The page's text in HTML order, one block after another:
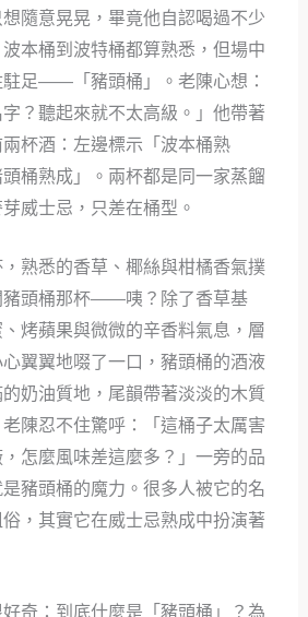
隨意晃晃，畢竟他自認喝過不少
本桶到波特桶都算熟悉，但場中
足——「豬頭桶」。老陳心想：
字？聽起來就不太高級。」他帶著
杯酒：左邊標示「波本桶熟
桶熟成」。兩杯都是同一家蒸餾
威士忌，只差在桶型。
熟悉的香草、椰絲與柑橘香氣撲
豬頭桶那杯——咦？除了香草基
烤蘋果與微微的辛香料氣息，層
翼翼地啜了一口，豬頭桶的酒液
奶油質地，尾韻帶著淡淡的木質
陳忍不住驚呼：「這桶子太厲害
怎麼風味差這麼多？」一旁的品
豬頭桶的魔力。很多人被它的名
，其實它在威士忌熟成中扮演著
奇：到底什麼是「豬頭桶」？為